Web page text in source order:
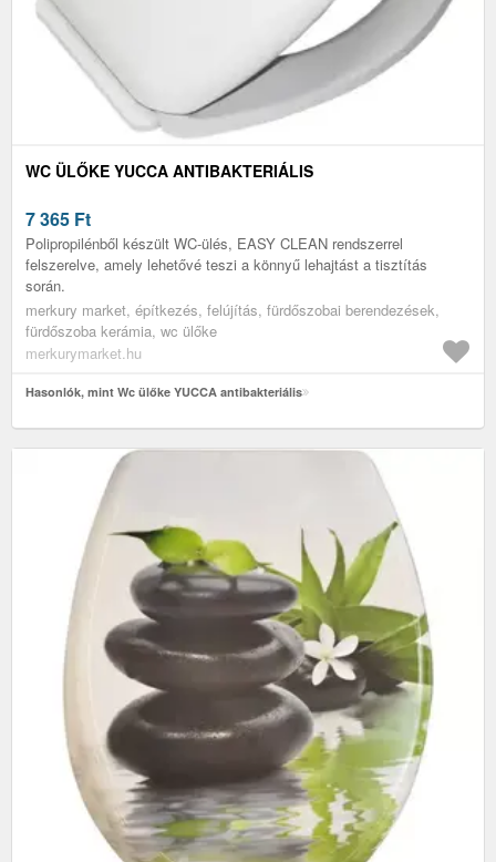
WC ÜLŐKE YUCCA ANTIBAKTERIÁLIS
7 365 Ft
Polipropilénből készült WC-ülés, EASY CLEAN rendszerrel
felszerelve, amely lehetővé teszi a könnyű lehajtást a tisztítás
során.
merkury market, építkezés, felújítás, fürdőszobai berendezések,
fürdőszoba kerámia, wc ülőke
merkurymarket.hu
Hasonlók, mint Wc ülőke YUCCA antibakteriális